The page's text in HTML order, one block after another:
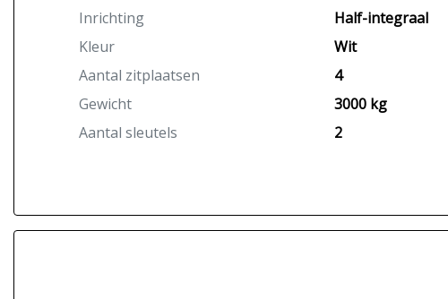
Inrichting
Half-integraal
Kleur
Wit
Aantal zitplaatsen
4
Gewicht
3000 kg
Aantal sleutels
2